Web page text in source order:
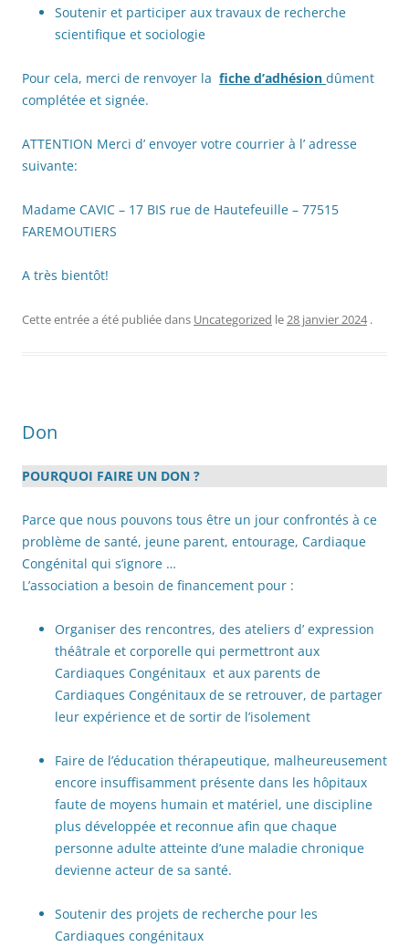
Soutenir et participer aux travaux de recherche
scientifique et sociologie
Pour cela, merci de renvoyer la fiche d’adhésion dûment
complétée et signée.
ATTENTION Merci d’ envoyer votre courrier à l’ adresse
suivante:
Madame CAVIC – 17 BIS rue de Hautefeuille – 77515
FAREMOUTIERS
A très bientôt!
Cette entrée a été publiée dans Uncategorized le28 janvier 2024 .
Don
POURQUOI FAIRE UN DON ?
Parce que nous pouvons tous être un jour confrontés à ce
problème de santé, jeune parent, entourage, Cardiaque
Congénital qui s’ignore …
L’association a besoin de financement pour :
Organiser des rencontres, des ateliers d’ expression
théâtrale et corporelle qui permettront aux
Cardiaques Congénitaux et aux parents de
Cardiaques Congénitaux de se retrouver, de partager
leur expérience et de sortir de l’isolement
Faire de l’éducation thérapeutique, malheureusement
encore insuffisamment présente dans les hôpitaux
faute de moyens humain et matériel, une discipline
plus développée et reconnue afin que chaque
personne adulte atteinte d’une maladie chronique
devienne acteur de sa santé.
Soutenir des projets de recherche pour les
Cardiaques congénitaux